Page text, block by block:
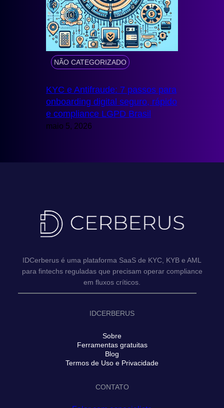
NÃO CATEGORIZADO
KYC e Antifraude: 7 passos para
onboarding digital seguro, rápido
e compliance LGPD Brasil
maio 5, 2026
IDCerberus é uma plataforma SaaS de KYC, KYB e AML
para fintechs reguladas que precisam operar compliance
em fluxos críticos.
IDCERBERUS
Sobre
Ferramentas gratuitas
Blog
Termos de Uso e Privacidade
CONTATO